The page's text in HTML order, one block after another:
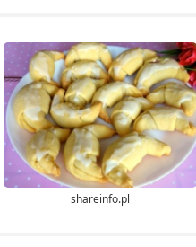
shareinfo.pl